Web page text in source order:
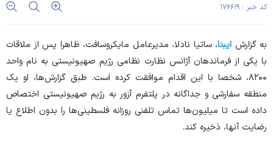
کد خبر : ۱۷۶۶۱۹
به گزارش ایبنا، ساتیا نادلا، مدیرعامل مایکروسافت، ظاهرا پس از ملاقات
با یکی از فرماندهان آژانس نظارت نظامی رژیم صهیونیستی به نام واحد
۸۲۰۰، شخصا با این اقدام موافقت کرده است. طبق گزارش‌ها، او یک
منطقه سفارشی و جداگانه در پلتفرم آزور به رژیم صهیونیستی اختصاص
داده است تا میلیون‌ها تماس تلفنی روزانه فلسطینی‌ها را بدون اطلاع یا
رضایت آنها، ذخیره کند.